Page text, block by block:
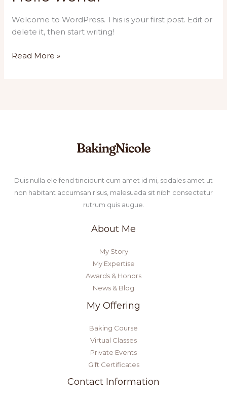
Welcome to WordPress. This is your first post. Edit or
delete it, then start writing!
Hello
Read More »
Duis nulla eleifend tincidunt cum amet id mi, sodales amet ut
non habitant accumsan risus, malesuada sit nibh consectetur
rutrum quis augue.
About Me
My Story
My Expertise
Awards & Honors
News & Blog
My Offering
Baking Course
Virtual Classes
Private Events
Gift Certificates
Contact Information